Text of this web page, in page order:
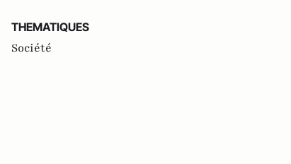
THEMATIQUES
Société